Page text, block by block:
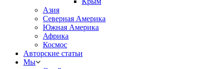
Азия
Северная Америка
Южная Америка
Африка
Космос
Авторские статьи
Мы